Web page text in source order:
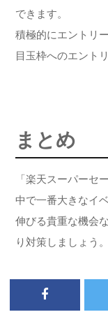
できます。
積極的にエントリ
目玉枠へのエント
まとめ
「楽天スーパーセ
中で一番大きなイ
伸びる貴重な機会
り対策しましょう。